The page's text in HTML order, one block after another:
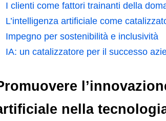
I clienti come fattori trainanti della
L’intelligenza artificiale come
Impegno per sostenibilità e inclusività
IA: un catalizzatore per il successo
nella